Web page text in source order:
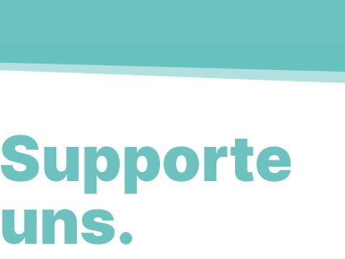
Supporte
uns.